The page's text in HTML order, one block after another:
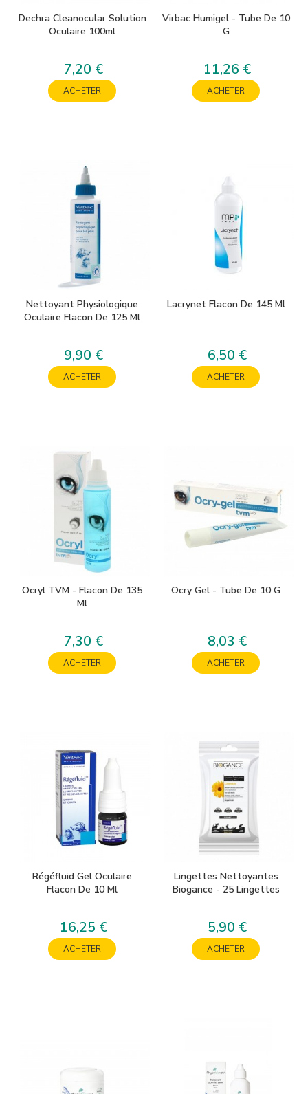
Dechra Cleanocular Solution
Oculaire 100ml
Prix
7,20 €
ACHETER
Virbac Humigel - Tube De 10
G
Prix
11,26 €
ACHETER
Nettoyant Physiologique
Oculaire Flacon De 125 Ml
Prix
9,90 €
ACHETER
Lacrynet Flacon De 145 Ml
Prix
6,50 €
ACHETER
Ocryl TVM - Flacon De 135
Ml
Prix
7,30 €
ACHETER
Ocry Gel - Tube De 10 G
Prix
8,03 €
ACHETER
Régéfluid Gel Oculaire
Flacon De 10 Ml
Prix
16,25 €
ACHETER
Lingettes Nettoyantes
Biogance - 25 Lingettes
Prix
5,90 €
ACHETER